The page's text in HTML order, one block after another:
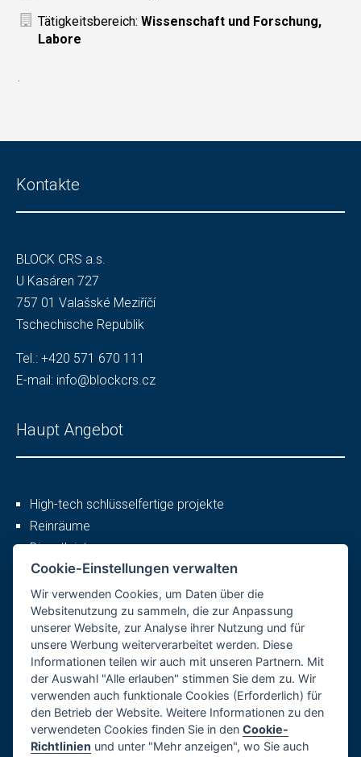
Tätigkeitsbereich:Wissenschaft und Forschung,
Labore
.
Kontakte
BLOCK CRS a.s.
U Kasáren 727
757 01 Valašské Meziříčí
Tschechische Republik
Tel.: +420 571 670 111
E-mail: info@blockcrs.cz
Haupt Angebot
High-tech schlüsselfertige projekte
Reinräume
Dienstleistungen
Mehr
Firmenprofil
Karriere
Referenzen
Datenschutzerklärung
Cookie-Einstellungen verwalten
Wir verwenden Cookies, um Daten über die
Websitenutzung zu sammeln, die zur Anpassung
unserer Website, zur Analyse ihrer Nutzung und für
unsere Werbung weiterverarbeitet werden. Diese
Informationen teilen wir auch mit unseren Partnern. Mit
der Auswahl "Alle erlauben" stimmen Sie dem zu. Wir
verwenden auch funktionale Cookies (Erforderlich) für
den Betrieb der Website. Weitere Informationen zu den
verwendeten Cookies finden Sie in denCookie-
Richtlinien und unter "Mehr anzeigen", wo Sie auch